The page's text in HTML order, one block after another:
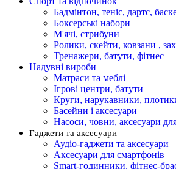
Бадмінтон, теніс, дартс,
Боксерські набори
М'ячі, стрибуни
Ролики, скейти, ковзани ,
Тренажери, батути, фітнес
Надувні вироби
Матраси та меблі
Ігрові центри, батути
Круги, нарукавники,
Басейни і аксесуари
Насоси, човни, аксесуари
Гаджети та аксесуари
Аудіо-гаджети та аксесуари
Аксесуари для смартфонів
Smart-годинники, фітнес-